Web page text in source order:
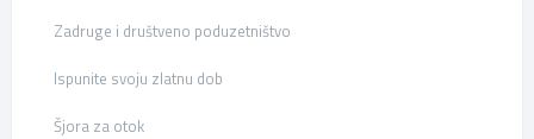
Zadruge i društveno poduzetništvo
Ispunite svoju zlatnu dob
Šjora za otok